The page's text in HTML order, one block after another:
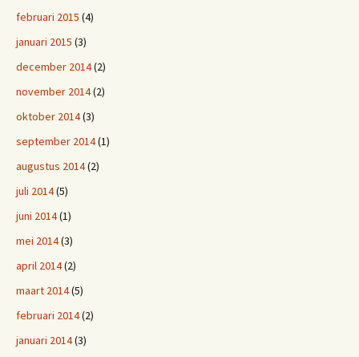
februari 2015 (4)
januari 2015 (3)
december 2014(2)
november 2014(2)
oktober 2014(3)
september 2014(1)
augustus 2014(2)
juli 2014(5)
juni 2014(1)
mei 2014(3)
april 2014(2)
maart 2014(5)
februari 2014(2)
januari 2014(3)